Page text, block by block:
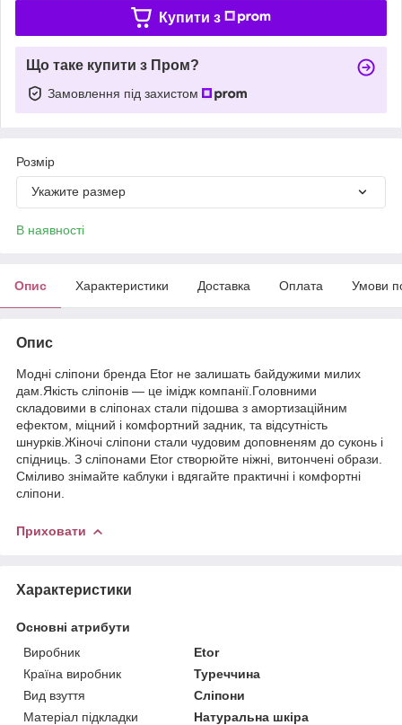
Купити з
Що таке купити з Пром?
Замовлення під захистом
Розмір
Укажите размер
В наявності
Опис Характеристики Доставка Оплата Умови
Опис
Модні сліпони бренда Etor не залишать байдужими милих
дам.Якість сліпонів — це імідж компанії.Головними
складовими в сліпонах стали підошва з амортизаційним
ефектом, міцний і комфортний задник, та відсутність
шнурків.Жіночі сліпони стали чудовим доповненям до суконь і
спідниць. З сліпонами Etor створюйте ніжні, витончені образи.
Сміливо знімайте каблуки і вдягайте практичні і комфортні
сліпони.
Приховати
Характеристики
Основні атрибути
Виробник
Etor
Країна виробник
Туреччина
Вид взуття
Сліпони
Матеріал підкладки
Натуральна шкіра